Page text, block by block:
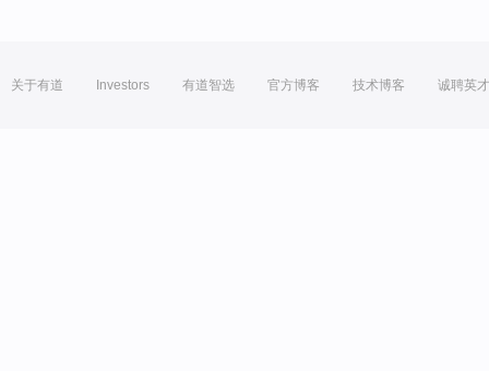
关于有道 Investors 有道智选 官方博客 技术博客 诚聘英才